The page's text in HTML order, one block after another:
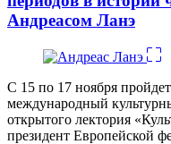
Андреасом Ланэ
C 15 по 17 ноября
международный
открытого лектория
президент Европейской